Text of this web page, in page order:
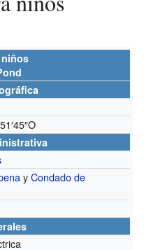
yCondado de